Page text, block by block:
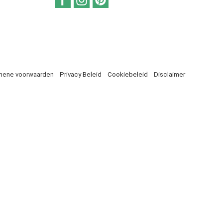
voorwaarden Privacy Beleid Cookiebeleid Disclaimer